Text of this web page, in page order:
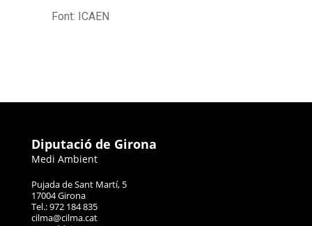
Font: ICAEN
Diputació de Girona
Medi Ambient
Pujada de Sant Martí, 5
17004 Girona
Tel.: 972 184 835
cilma@cilma.cat